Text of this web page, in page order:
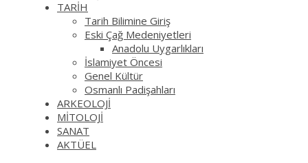
TARİH
Tarih Bilimine Giriş
Eski Çağ Medeniyetleri
Anadolu Uygarlıkları
İslamiyet Öncesi
Genel Kültür
Osmanlı Padişahları
ARKEOLOJİ
MİTOLOJİ
SANAT
AKTÜEL